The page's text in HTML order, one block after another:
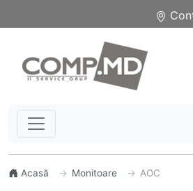
Acasă Monitoare AOC